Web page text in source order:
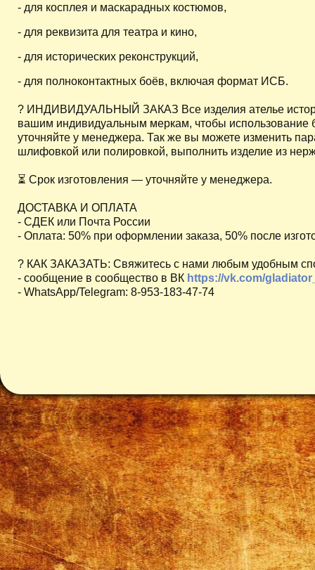
- для косплея и маскарадных костюмов,
- для реквизита для театра и кино,
- для исторических реконструкций,
- для полноконтактных боёв, включая формат ИСБ.
? ИНДИВИДУАЛЬНЫЙ ЗАКАЗ Все изделия ателье
вашим индивидуальным меркам, чтобы
уточняйте у менеджера. Так же вы можете изменить
шлифовкой или полировкой, выполнить изделие из
⏳ Срок изготовления — уточняйте у менеджера.
ДОСТАВКА И ОПЛАТА
- СДЕК или Почта России
- Оплата: 50% при оформлении заказа, 50% после
? КАК ЗАКАЗАТЬ: Свяжитесь с нами любым удобным
- сообщение в сообщество в ВК https://vk.com/
- WhatsApp/Telegram: 8-953-183-47-74